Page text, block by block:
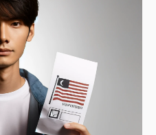
점이 흥미로웠습니다. 4년이 지난
다. 고객사를 끌어들여 유의미한
요. 중요한 건 기술 세계에서
것입니다. 분산형 클라우드,